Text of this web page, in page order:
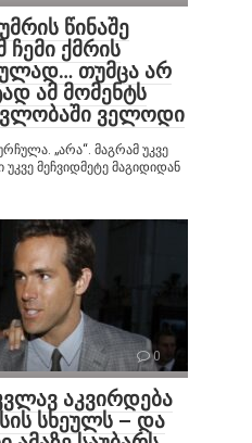
წინაშე
ქმრის
თუმცა არ
ამ მომენტს
ველოდი
„არა“. მაგრამ უკვე
მეჩვიდმეტე მაგიდიდან
0
აკვირდება
სხეულს – და